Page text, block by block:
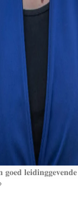
𝐥𝐞𝐢𝐝𝐢𝐧𝐠𝐠𝐞𝐯𝐞𝐧𝐝𝐞